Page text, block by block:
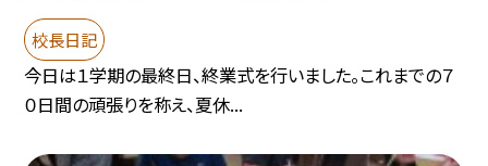
校長日記
今日は１学期の最終日、終業式を行いました。これまでの７
０日間の頑張りを称え、夏休...